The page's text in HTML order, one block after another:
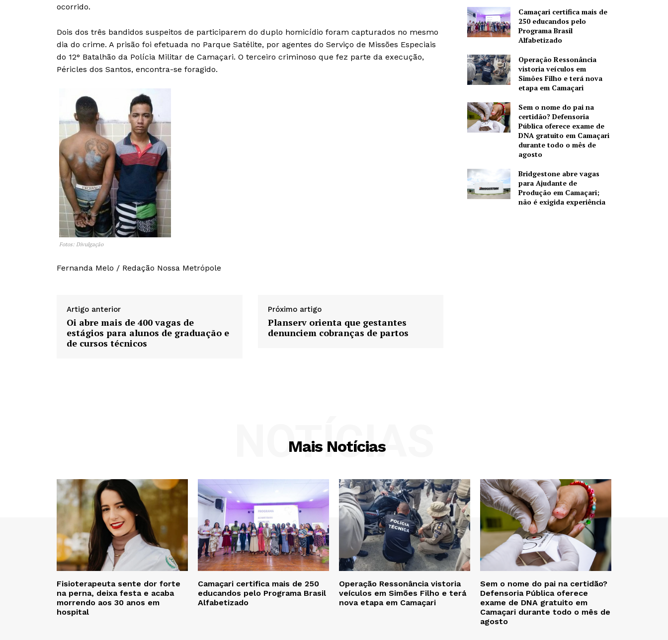
ocorrido.
Dois dos três bandidos suspeitos de participarem do duplo homicídio foram capturados no mesmo
dia do crime. A prisão foi efetuada no Parque Satélite, por agentes do Serviço de Missões Especiais
do 12° Batalhão da Polícia Militar de Camaçari. O terceiro criminoso que fez parte da execução,
Péricles dos Santos, encontra-se foragido.
Fotos: Divulgação
Fernanda Melo / Redação Nossa Metrópole
Artigo anterior
Oi abre mais de 400 vagas de
estágios para alunos de graduação e
de cursos técnicos
Próximo artigo
Planserv orienta que gestantes
denunciem cobranças de partos
Camaçari certifica mais de
250 educandos pelo
Programa Brasil
Alfabetizado
Operação Ressonância
vistoria veículos em
Simões Filho e terá nova
etapa em Camaçari
Sem o nome do pai na
certidão? Defensoria
Pública oferece exame de
DNA gratuito em Camaçari
durante todo o mês de
agosto
Bridgestone abre vagas
para Ajudante de
Produção em Camaçari;
não é exigida experiência
Mais Notícias
NOTÍCIAS
Fisioterapeuta sente dor forte
na perna, deixa festa e acaba
morrendo aos 30 anos em
hospital
Camaçari certifica mais de 250
educandos pelo Programa Brasil
Alfabetizado
Operação Ressonância vistoria
veículos em Simões Filho e terá
nova etapa em Camaçari
Sem o nome do pai na certidão?
Defensoria Pública oferece
exame de DNA gratuito em
Camaçari durante todo o mês de
agosto